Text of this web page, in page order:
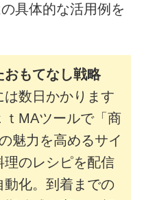
具体的な活用例を
おもてなし戦略
数日かかります
MAツールで「商
魅力を高めるサイ
理のレシピを配信
化。到着までの